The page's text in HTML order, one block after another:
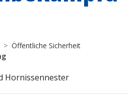
Öffentliche Sicherheit
Hornissennester